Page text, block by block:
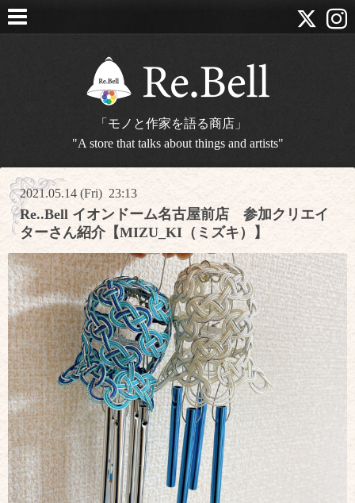
「モノと作家を語る商店」
"A store that talks about things and artists"
2021.05.14 (Fri) 23:13
Re..Bell イオンドーム名古屋前店 参加クリエイ
ターさん紹介【MIZU_KI（ミズキ）】